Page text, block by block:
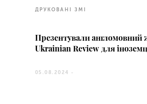
ДРУКОВАНІ ЗМІ
Презентували англомовний
Ukrainian Review для
05.08.2024 -